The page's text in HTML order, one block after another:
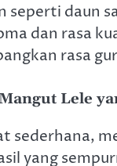
seperti daun
dan rasa
rasa
Lele
sederhana,
yang